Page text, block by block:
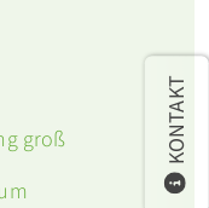
groß
KONTAKT